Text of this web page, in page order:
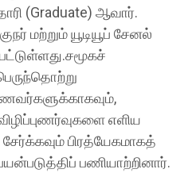
(Graduate) ஆவார்.
மற்றும் யூடியூப் சேனல்
எளிய
பிரத்யேகமாகத்
பணியாற்றினார்.